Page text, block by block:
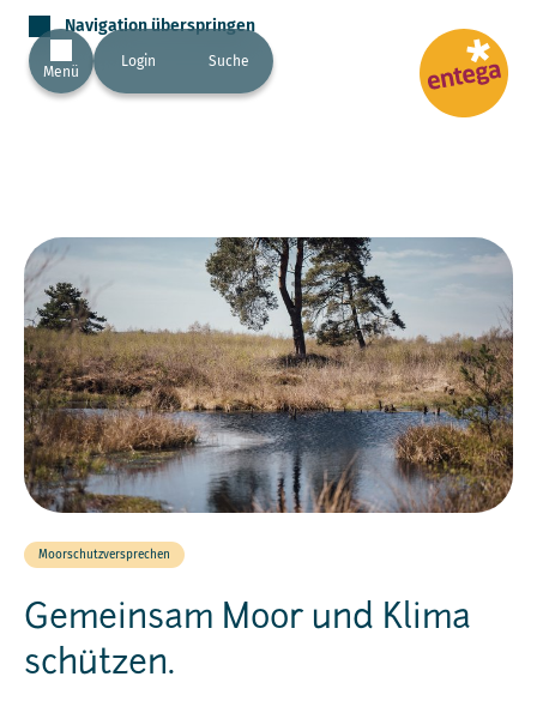
Navigation überspringen
Menü
Login Suche
Moorschutzversprechen
Gemeinsam Moor und Klima
schützen.